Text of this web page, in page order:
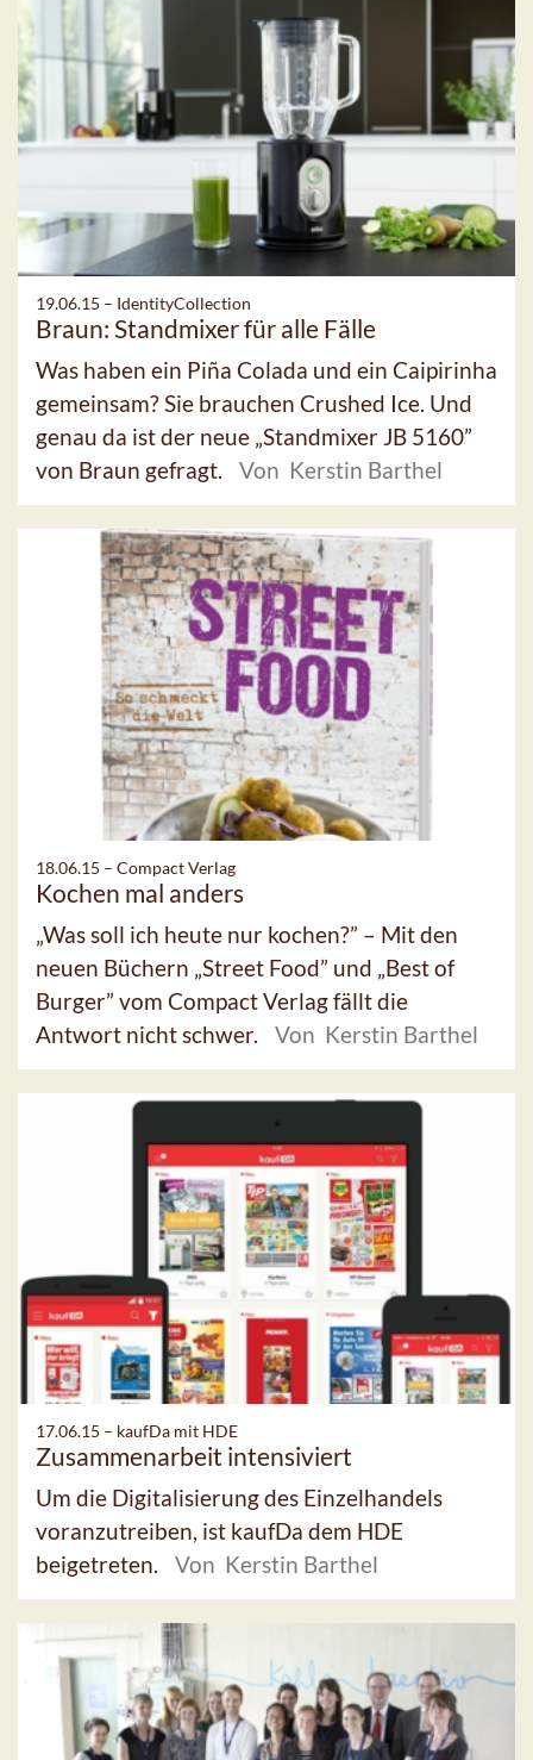
19.06.15 – IdentityCollection
Braun: Standmixer für alle Fälle
Was haben ein Piña Colada und ein Caipirinha
gemeinsam? Sie brauchen Crushed Ice. Und
genau da ist der neue „Standmixer JB 5160”
von Braun gefragt.
Von Kerstin Barthel
18.06.15 – Compact Verlag
Kochen mal anders
„Was soll ich heute nur kochen?” – Mit den
neuen Büchern „Street Food” und „Best of
Burger” vom Compact Verlag fällt die
Antwort nicht schwer.
Von Kerstin Barthel
17.06.15 – kaufDa mit HDE
Zusammenarbeit intensiviert
Um die Digitalisierung des Einzelhandels
voranzutreiben, ist kaufDa dem HDE
beigetreten.
Von Kerstin Barthel